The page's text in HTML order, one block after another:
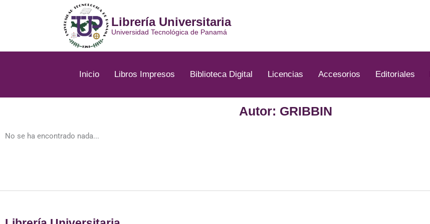
Librería Universitaria
Universidad Tecnológica de Panamá
Inicio Libros Impresos Biblioteca Digital Licencias Accesorios Editoriales
Autor: GRIBBIN
No se ha encontrado nada...